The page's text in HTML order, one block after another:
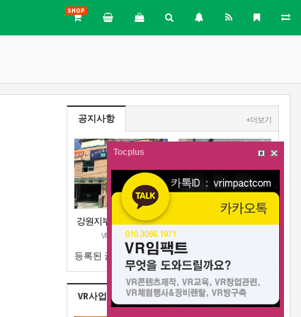
SHOP
공지사항 + 더보기
강원지부 근처 주차장안
VR메이커스
등록된 글이 없습니다.
VR사업실적
Tocplus